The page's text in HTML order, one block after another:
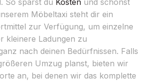
Möbeltaxi steht dir ein
zur Verfügung, um einzelne
kleinere Ladungen zu
nach deinen Bedürfnissen. Falls
Umzug planst, bieten wir
an, bei denen wir das komplette